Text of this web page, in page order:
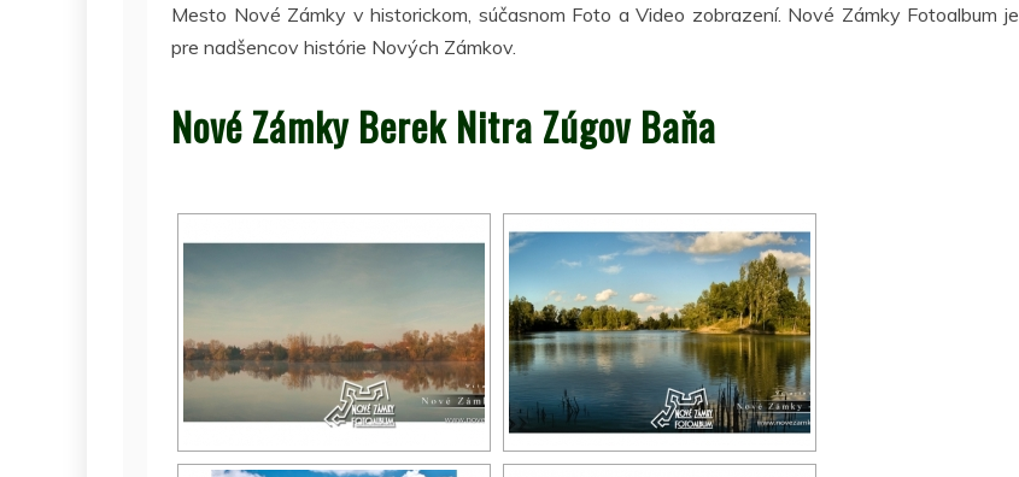
Mesto Nové Zámky v historickom, súčasnom Foto a Video zobrazení. Nové Zámky Fotoalbum je
pre nadšencov histórie Nových Zámkov.
Nové Zámky Berek Nitra Zúgov Baňa